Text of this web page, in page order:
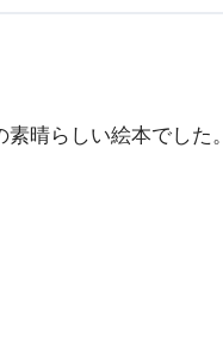
晴らしい絵本でした。